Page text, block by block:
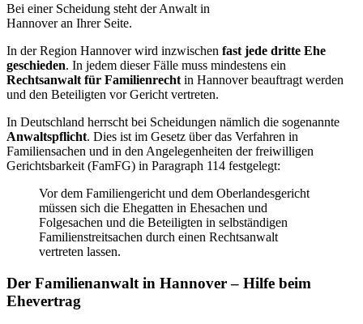
Bei einer Scheidung steht der Anwalt in
Hannover an Ihrer Seite.
In der Region Hannover wird inzwischen fast jede dritte Ehe
geschieden. In jedem dieser Fälle muss mindestens ein
Rechtsanwalt für Familienrecht in Hannover beauftragt werden
und den Beteiligten vor Gericht vertreten.
In Deutschland herrscht bei Scheidungen nämlich die sogenannte
Anwaltspflicht. Dies ist im Gesetz über das Verfahren in
Familiensachen und in den Angelegenheiten der freiwilligen
Gerichtsbarkeit (FamFG) in Paragraph 114 festgelegt:
Vor dem Familiengericht und dem Oberlandesgericht
müssen sich die Ehegatten in Ehesachen und
Folgesachen und die Beteiligten in selbständigen
Familienstreitsachen durch einen Rechtsanwalt
vertreten lassen.
Der Familienanwalt in Hannover – Hilfe beim
Ehevertrag